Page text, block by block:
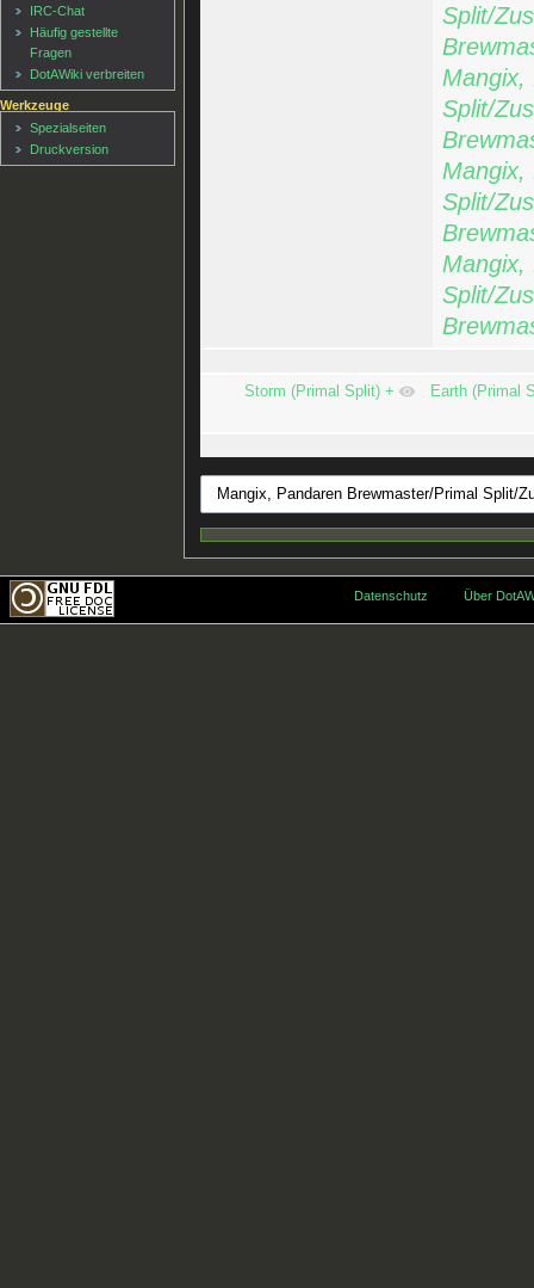
Split/
Mangix,
Split/
Mangix,
Split/
Mangix,
Split/
Storm (Primal Split) + Earth (Primal
IRC-Chat
Häufig gestellte
Fragen
DotAWiki verbreiten
Werkzeuge
Spezialseiten
Druckversion
Datenschutz Über